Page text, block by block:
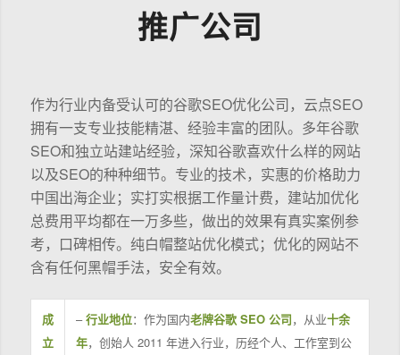
推广公司
作为行业内备受认可的谷歌SEO优化公司，云点SEO
拥有一支专业技能精湛、经验丰富的团队。多年谷歌
SEO和独立站建站经验，深知谷歌喜欢什么样的网站
以及SEO的种种细节。专业的技术，实惠的价格助力
中国出海企业；实打实根据工作量计费，建站加优化
总费用平均都在一万多些，做出的效果有真实案例参
考，口碑相传。纯白帽整站优化模式；优化的网站不
含有任何黑帽手法，安全有效。
成
立
–行业地位：作为国内老牌谷歌 SEO 公司，从业十余
年，创始人 2011 年进入行业，历经个人、工作室到公